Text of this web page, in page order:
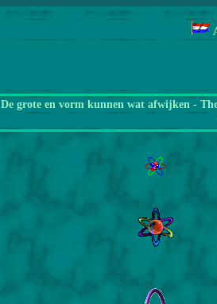
De grote en vorm kunnen wat afwijken -